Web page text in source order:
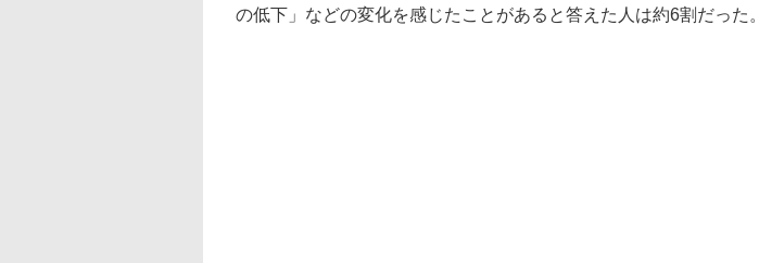
の低下」などの変化を感じたことがあると答えた人は約6割だった。